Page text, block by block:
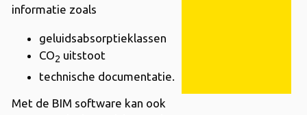
informatie zoals
geluidsabsorptieklassen
CO2 uitstoot
technische documentatie.
Met de BIM software kan ook